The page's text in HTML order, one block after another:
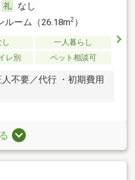
なし
ルーム（26.18m2）
一人暮らし
レ別 ペット相談可
不要／代行 ・初期費用